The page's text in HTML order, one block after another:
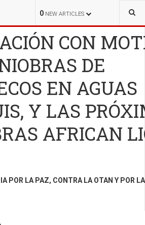
0 NEW ARTICLES
COLABORACIONES
CON
DE
EN AGUAS
Y LAS
AFRICAN
POR LA PAZ, CONTRA LA OTAN Y POR